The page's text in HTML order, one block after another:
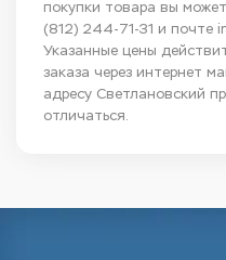
покупки товара вы
(812) 244-71-31 и почте
Указанные цены
заказа через интернет
адресу Светлановский
отличаться.